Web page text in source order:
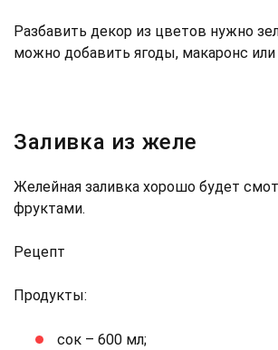
Разбавить декор из цветов нужно
можно добавить ягоды, макаронс или
Заливка из желе
Желейная заливка хорошо будет
фруктами.
Рецепт
Продукты:
сок – 600 мл;